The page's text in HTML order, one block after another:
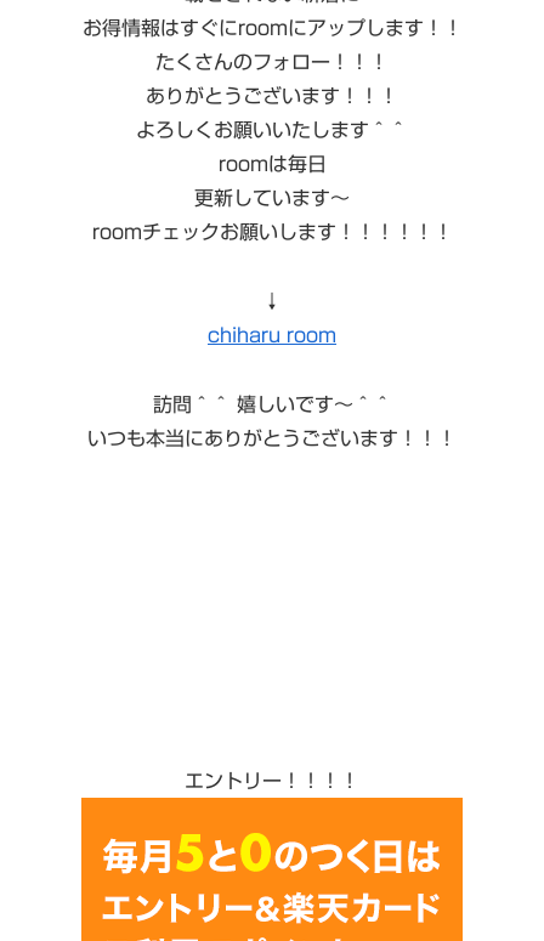
お得情報はすぐにroomにアップします！！
たくさんのフォロー！！！
ありがとうございます！！！
よろしくお願いいたします＾＾
roomは毎日
更新しています〜
roomチェックお願いします！！！！！！
↓
chiharu room
訪問＾＾ 嬉しいです〜＾＾
いつも本当にありがとうございます！！！
エントリー！！！！